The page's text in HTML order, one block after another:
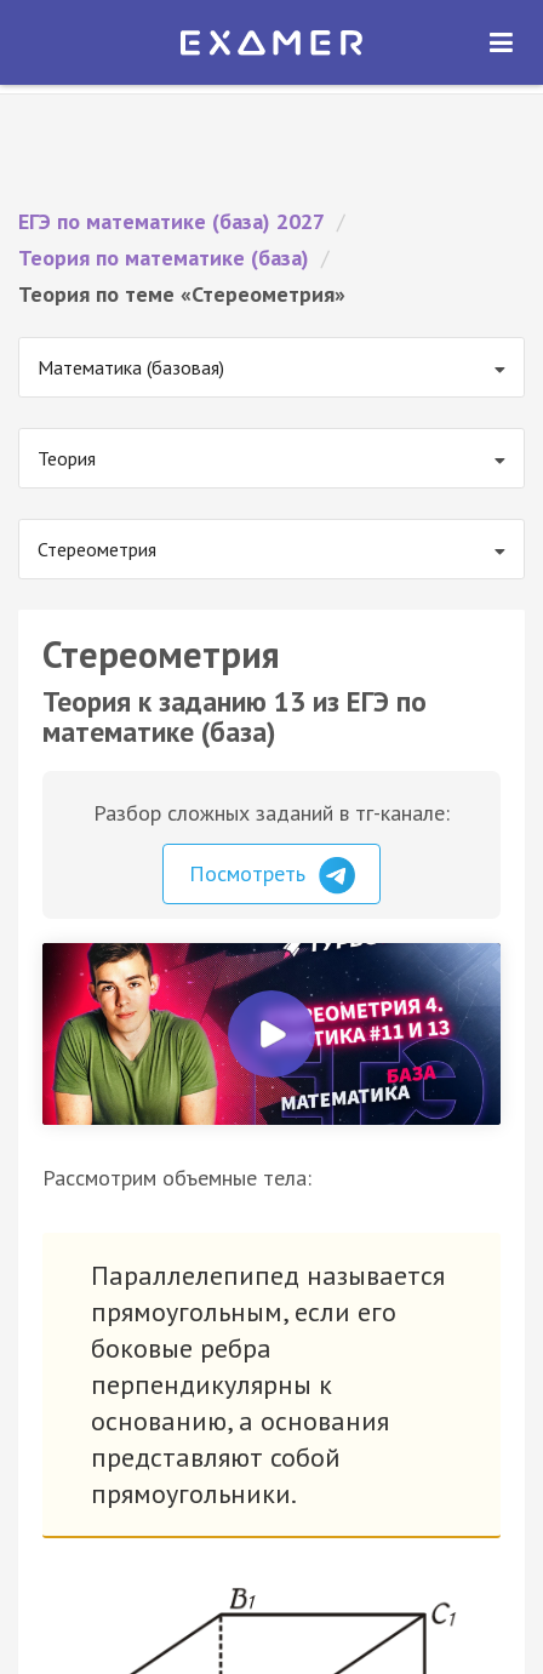
Экзамер — ЕГЭ 2027
ОТКРЫТЬ
ЕГЭ по математике (база) 2027 /
Теория по математике (база) /
Теория по теме «Стереометрия»
Математика (базовая)
Теория
Стереометрия
Стереометрия
Теория к заданию 13 из ЕГЭ по
математике (база)
Разбор сложных заданий в тг-канале:
Посмотреть
Рассмотрим объемные тела:
Параллелепипед называется
прямоугольным, если его
боковые ребра
перпендикулярны к
основанию, а основания
представляют собой
прямоугольники.